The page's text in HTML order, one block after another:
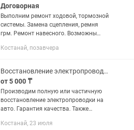
Договорная
Выполним ремонт ходовой, тормозной
системы. Замена сцепления, ремня
грм. Ремонт навесного. Возможны
Майлина 2/1 корп.5 СТО"Метеор"
Костанай, позавчера
Восстановление электропроводки на авто
от 5 000 ₸
Производим полную или частичную
восстановление электропроводки на
авто. Гарантия качества. Также
автомобиля. СТО REVIZOR Авто Ул.
Костанай, 23 июля